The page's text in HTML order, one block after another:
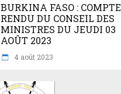
BURKINA FASO : COMPTE
RENDU DU CONSEIL DES
MINISTRES DU JEUDI 03
AOÛT 2023
4 août 2023